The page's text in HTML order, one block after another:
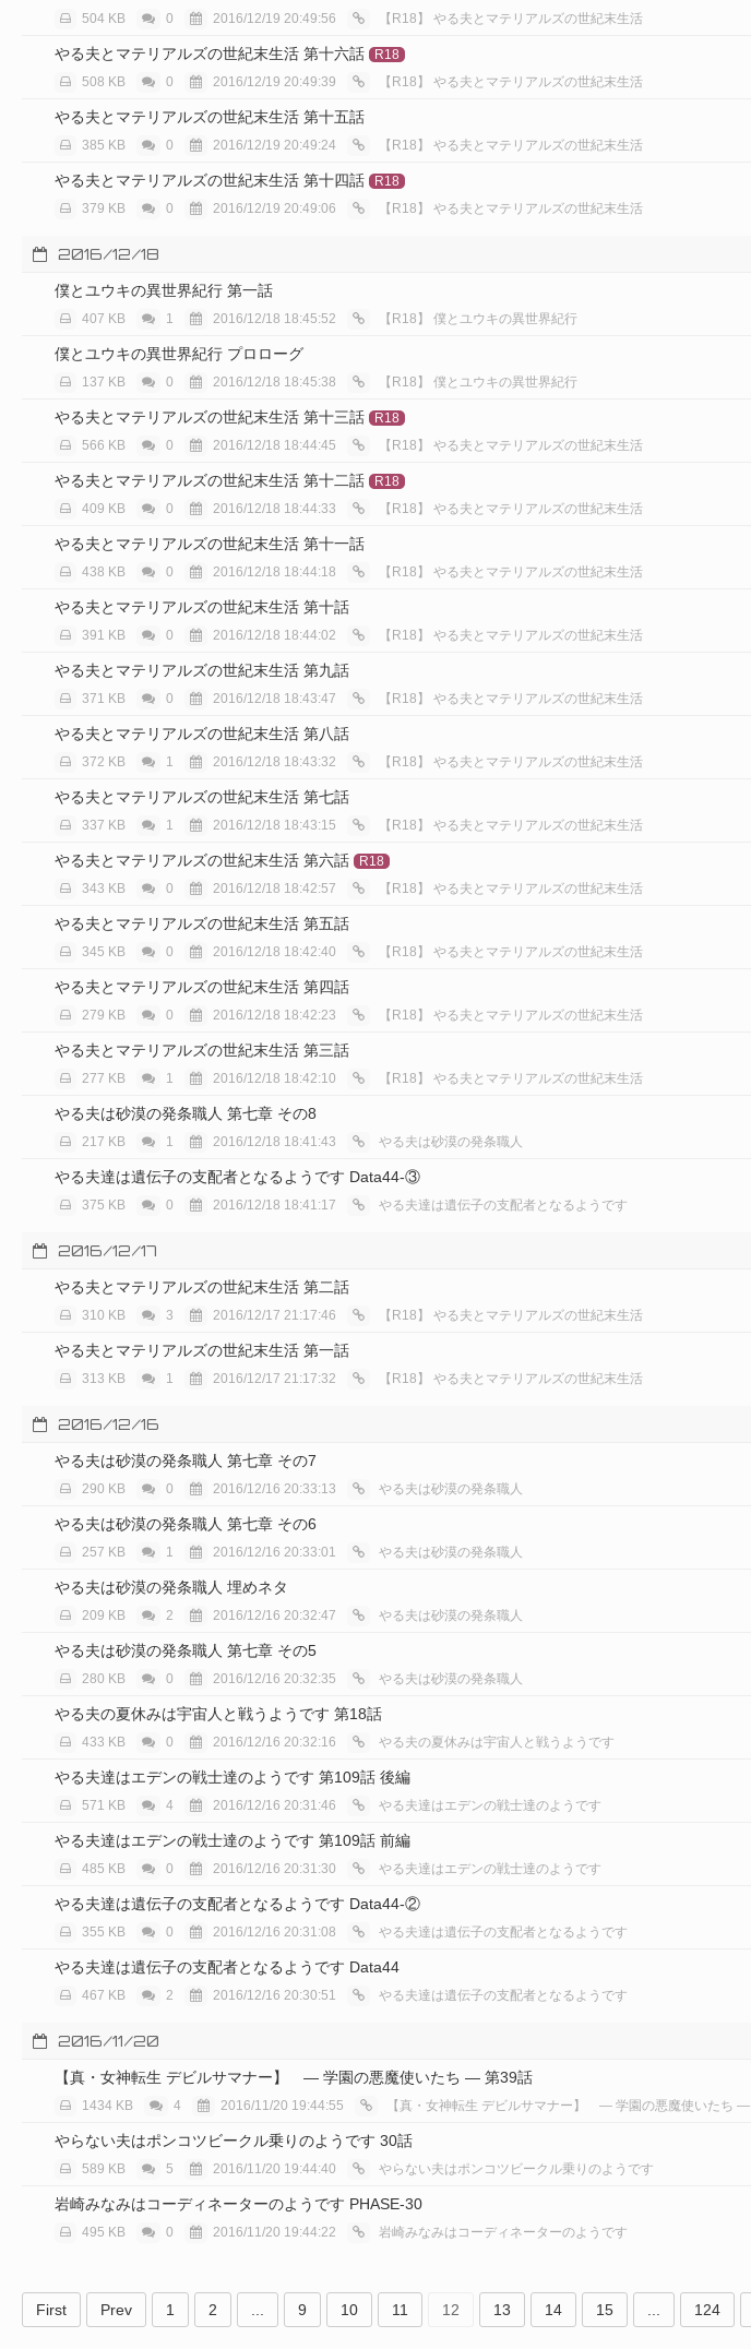
504 KB
0 2016/12/19 20:49:56 【R18】 やる夫とマテリアルズの世紀末生活
やる夫とマテリアルズの世紀末生活 第十六話
R18
508 KB
0 2016/12/19 20:49:39 【R18】 やる夫とマテリアルズの世紀末生活
やる夫とマテリアルズの世紀末生活 第十五話
385 KB 0 2016/12/19 20:49:24 【R18】 やる夫とマテリアルズの世紀末生活
やる夫とマテリアルズの世紀末生活 第十四話
R18
379 KB
0 2016/12/19 20:49:06 【R18】 やる夫とマテリアルズの世紀末生活
2016/12/18
僕とユウキの異世界紀行 第一話
407 KB 1 2016/12/18 18:45:52 【R18】 僕とユウキの異世界紀行
僕とユウキの異世界紀行 プロローグ
137 KB 0 2016/12/18 18:45:38 【R18】 僕とユウキの異世界紀行
やる夫とマテリアルズの世紀末生活 第十三話
R18
566 KB
0 2016/12/18 18:44:45 【R18】 やる夫とマテリアルズの世紀末生活
やる夫とマテリアルズの世紀末生活 第十二話
R18
409 KB
0 2016/12/18 18:44:33 【R18】 やる夫とマテリアルズの世紀末生活
やる夫とマテリアルズの世紀末生活 第十一話
438 KB 0 2016/12/18 18:44:18 【R18】 やる夫とマテリアルズの世紀末生活
やる夫とマテリアルズの世紀末生活 第十話
391 KB 0 2016/12/18 18:44:02 【R18】 やる夫とマテリアルズの世紀末生活
やる夫とマテリアルズの世紀末生活 第九話
371 KB 0 2016/12/18 18:43:47 【R18】 やる夫とマテリアルズの世紀末生活
やる夫とマテリアルズの世紀末生活 第八話
372 KB 1 2016/12/18 18:43:32 【R18】 やる夫とマテリアルズの世紀末生活
やる夫とマテリアルズの世紀末生活 第七話
337 KB 1 2016/12/18 18:43:15 【R18】 やる夫とマテリアルズの世紀末生活
やる夫とマテリアルズの世紀末生活 第六話
R18
343 KB
0 2016/12/18 18:42:57 【R18】 やる夫とマテリアルズの世紀末生活
やる夫とマテリアルズの世紀末生活 第五話
345 KB 0 2016/12/18 18:42:40 【R18】 やる夫とマテリアルズの世紀末生活
やる夫とマテリアルズの世紀末生活 第四話
279 KB 0 2016/12/18 18:42:23 【R18】 やる夫とマテリアルズの世紀末生活
やる夫とマテリアルズの世紀末生活 第三話
277 KB 1 2016/12/18 18:42:10 【R18】 やる夫とマテリアルズの世紀末生活
やる夫は砂漠の発条職人 第七章 その8
217 KB 1 2016/12/18 18:41:43 やる夫は砂漠の発条職人
やる夫達は遺伝子の支配者となるようです Data44-③
375 KB 0 2016/12/18 18:41:17 やる夫達は遺伝子の支配者となるようです
2016/12/17
やる夫とマテリアルズの世紀末生活 第二話
310 KB 3 2016/12/17 21:17:46 【R18】 やる夫とマテリアルズの世紀末生活
やる夫とマテリアルズの世紀末生活 第一話
313 KB 1 2016/12/17 21:17:32 【R18】 やる夫とマテリアルズの世紀末生活
2016/12/16
やる夫は砂漠の発条職人 第七章 その7
290 KB 0 2016/12/16 20:33:13 やる夫は砂漠の発条職人
やる夫は砂漠の発条職人 第七章 その6
257 KB 1 2016/12/16 20:33:01 やる夫は砂漠の発条職人
やる夫は砂漠の発条職人 埋めネタ
209 KB 2 2016/12/16 20:32:47 やる夫は砂漠の発条職人
やる夫は砂漠の発条職人 第七章 その5
280 KB 0 2016/12/16 20:32:35 やる夫は砂漠の発条職人
やる夫の夏休みは宇宙人と戦うようです 第18話
433 KB 0 2016/12/16 20:32:16 やる夫の夏休みは宇宙人と戦うようです
やる夫達はエデンの戦士達のようです 第109話 後編
571 KB 4 2016/12/16 20:31:46 やる夫達はエデンの戦士達のようです
やる夫達はエデンの戦士達のようです 第109話 前編
485 KB 0 2016/12/16 20:31:30 やる夫達はエデンの戦士達のようです
やる夫達は遺伝子の支配者となるようです Data44-②
355 KB 0 2016/12/16 20:31:08 やる夫達は遺伝子の支配者となるようです
やる夫達は遺伝子の支配者となるようです Data44
467 KB 2 2016/12/16 20:30:51 やる夫達は遺伝子の支配者となるようです
2016/11/20
【真・女神転生 デビルサマナー】 ― 学園の悪魔使いたち ― 第39話
1434 KB 4 2016/11/20 19:44:55 【真・女神転生 デビルサマナー】 ― 学園の悪魔使いたち ―
やらない夫はポンコツビークル乗りのようです 30話
589 KB 5 2016/11/20 19:44:40 やらない夫はポンコツビークル乗りのようです
岩崎みなみはコーディネーターのようです PHASE-30
495 KB 0 2016/11/20 19:44:22 岩崎みなみはコーディネーターのようです
First Prev 1 2 9 10 11 12 13 14 15 124